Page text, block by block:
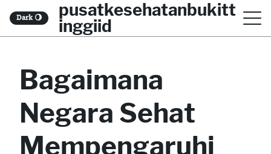
Dark 🌖 pusatkesehatanbukitt
inggiid
Bagaimana
Negara Sehat
Mempengaruhi